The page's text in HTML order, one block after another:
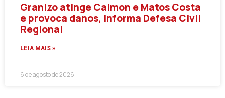
Granizo atinge Calmon e Matos Costa
e provoca danos, informa Defesa Civil
Regional
LEIA MAIS »
6 de agosto de 2026